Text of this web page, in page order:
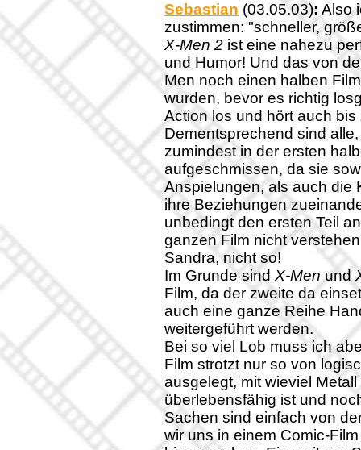
Sebastian (03.05.03): Also
zustimmen: "schneller,
X-Men 2 ist eine nahezu
und Humor! Und das von
Men noch einen halben
wurden, bevor es richtig
Action los und hört auch
Dementsprechend sind
zumindest in der ersten
aufgeschmissen, da sie
Anspielungen, als auch die
ihre Beziehungen
unbedingt den ersten Teil
ganzen Film nicht
Sandra, nicht so!
Im Grunde sind X-Men und
Film, da der zweite da
auch eine ganze Reihe
weitergeführt werden.
Bei so viel Lob muss ich
Film strotzt nur so von
ausgelegt, mit wieviel
überlebensfähig ist und
Sachen sind einfach von
wir uns in einem Comic-